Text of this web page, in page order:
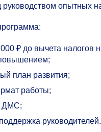
руководством опытных
₽ до вычета налогов
план развития;
работы;
ДМС;
руководителей.